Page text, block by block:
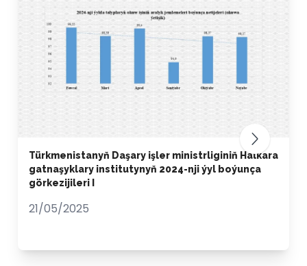
Türkmenistanyň Daşary işler ministrliginiň Halkara
gatnaşyklary institutynyň 2024-nji ýyl boýunça
görkezijileri I
21/05/2025